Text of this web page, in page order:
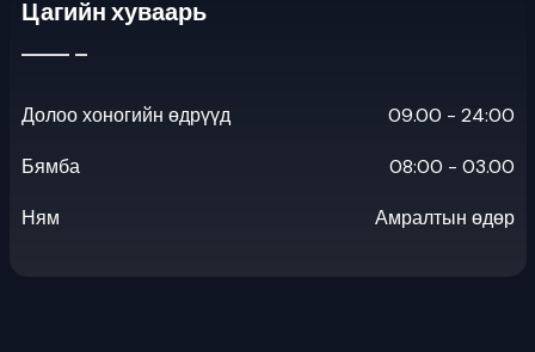
Цагийн хуваарь
Долоо хоногийн өдрүүд 09.00 - 24:00
Бямба 08:00 - 03.00
Ням Амралтын өдөр